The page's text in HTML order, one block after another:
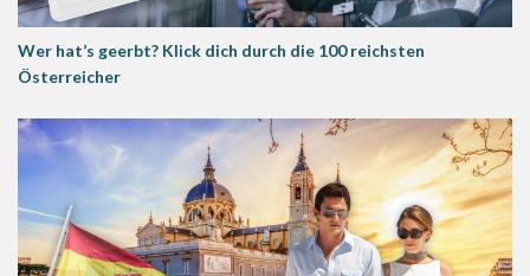
Wer hat’s geerbt? Klick dich durch die 100 reichsten
Österreicher